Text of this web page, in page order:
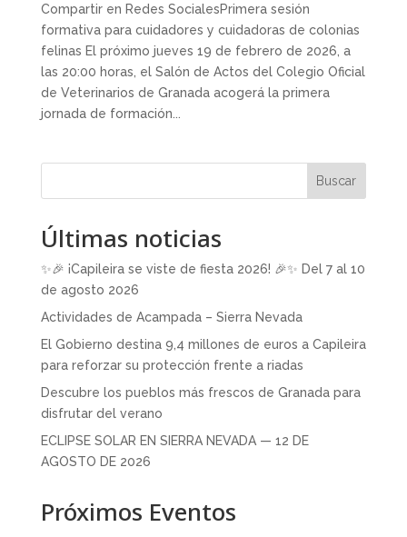
Compartir en Redes SocialesPrimera sesión
formativa para cuidadores y cuidadoras de colonias
felinas El próximo jueves 19 de febrero de 2026, a
las 20:00 horas, el Salón de Actos del Colegio Oficial
de Veterinarios de Granada acogerá la primera
jornada de formación...
Buscar
Últimas noticias
✨🎉 ¡Capileira se viste de fiesta 2026! 🎉✨ Del 7 al 10
de agosto 2026
Actividades de Acampada – Sierra Nevada
El Gobierno destina 9,4 millones de euros a Capileira
para reforzar su protección frente a riadas
Descubre los pueblos más frescos de Granada para
disfrutar del verano
ECLIPSE SOLAR EN SIERRA NEVADA — 12 DE
AGOSTO DE 2026
Próximos Eventos